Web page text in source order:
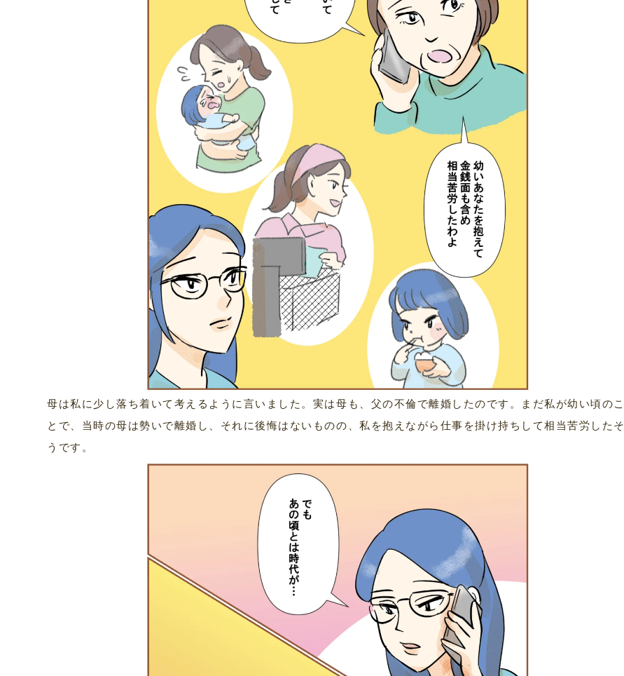
母は私に少し落ち着いて考えるように言いました。実は母も、父の不倫で離婚したのです。まだ私が幼い頃のこ
とで、当時の母は勢いで離婚し、それに後悔はないものの、私を抱えながら仕事を掛け持ちして相当苦労したそ
うです。